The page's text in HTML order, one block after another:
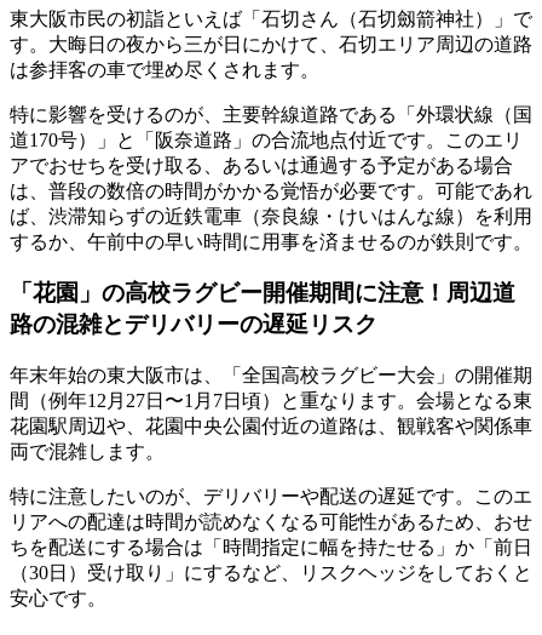
東大阪市民の初詣といえば「石切さん（石切劔箭神社）」で
す。大晦日の夜から三が日にかけて、石切エリア周辺の道路
は参拝客の車で埋め尽くされます。
特に影響を受けるのが、主要幹線道路である「外環状線（国
道170号）」と「阪奈道路」の合流地点付近です。このエリ
アでおせちを受け取る、あるいは通過する予定がある場合
は、 普段の数倍の時間がかかる覚悟が必要です。可能であれ
ば、渋滞知らずの近鉄電車（奈良線・けいはんな線）を利用
するか、午前中の早い時間に用事を済ませるのが鉄則です。
「花園」の高校ラグビー開催期間に注意！周辺道
路の混雑とデリバリーの遅延リスク
年末年始の東大阪市は、「全国高校ラグビー大会」の開催期
間（例年12月27日〜1月7日頃）と重なります。会場となる東
花園駅周辺や、花園中央公園付近の道路は、観戦客や関係車
両で混雑します。
特に注意したいのが、デリバリーや配送の遅延です。このエ
リアへの配達は時間が読めなくなる可能性があるため、おせ
ちを配送にする場合は 「時間指定に幅を持たせる」か「前日
（30日）受け取り」にするなど、リスクヘッジをしておくと
安心です。